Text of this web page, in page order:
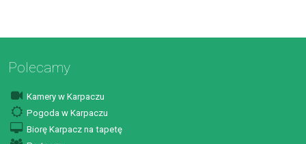
Polecamy
Kamery w Karpaczu
Pogoda w Karpaczu
Biorę Karpacz na tapetę